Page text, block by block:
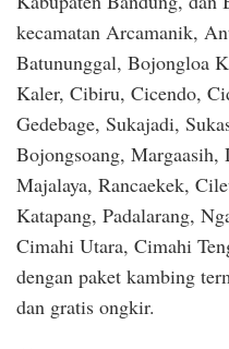
kecamatan Arcamanik,
Batununggal, Bojongloa
Kaler, Cibiru, Cicendo,
Gedebage, Sukajadi,
Bojongsoang, Margaasih,
Majalaya, Rancaekek,
Katapang, Padalarang,
Cimahi Utara, Cimahi
dengan paket kambing
dan gratis ongkir.